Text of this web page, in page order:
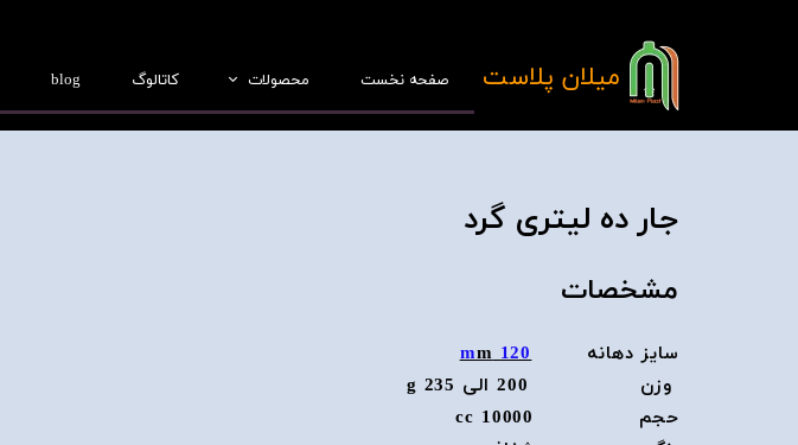
​میلان پلاست صفحه نخست محصولات کاتالوگ blog
مشخصات
جار ده لیتری گرد
سایز دهانه120 m
m
وزن 200 الی 235 g
حجم 10000 cc